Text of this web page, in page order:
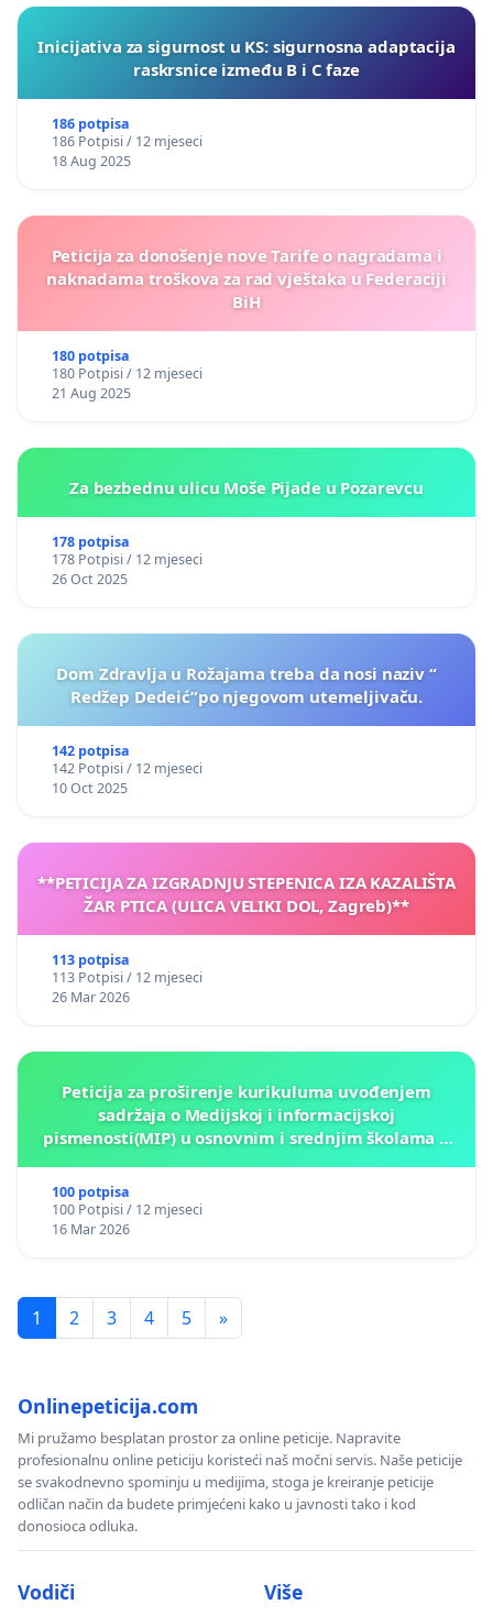
Inicijativa za sigurnost u KS: sigurnosna adaptacija
raskrsnice između B i C faze
186 potpisa
186 Potpisi / 12 mjeseci
18 Aug 2025
Peticija za donošenje nove Tarife o nagradama i
naknadama troškova za rad vještaka u Federaciji
BiH
180 potpisa
180 Potpisi / 12 mjeseci
21 Aug 2025
Za bezbednu ulicu Moše Pijade u Pozarevcu
178 potpisa
178 Potpisi / 12 mjeseci
26 Oct 2025
Dom Zdravlja u Rožajama treba da nosi naziv “
Redžep Dedeić”po njegovom utemeljivaču.
142 potpisa
142 Potpisi / 12 mjeseci
10 Oct 2025
**PETICIJA ZA IZGRADNJU STEPENICA IZA KAZALIŠTA
ŽAR PTICA (ULICA VELIKI DOL, Zagreb)**
113 potpisa
113 Potpisi / 12 mjeseci
26 Mar 2026
Peticija za proširenje kurikuluma uvođenjem
sadržaja o Medijskoj i informacijskoj
pismenosti(MIP) u osnovnim i srednjim školama u
100 potpisa
100 Potpisi / 12 mjeseci
16 Mar 2026
1 2 3 4 5 »
Onlinepeticija.com
Mi pružamo besplatan prostor za online peticije. Napravite
profesionalnu online peticiju koristeći naš močni servis. Naše peticije
se svakodnevno spominju u medijima, stoga je kreiranje peticije
odličan način da budete primjećeni kako u javnosti tako i kod
donosioca odluka.
Vodiči Više